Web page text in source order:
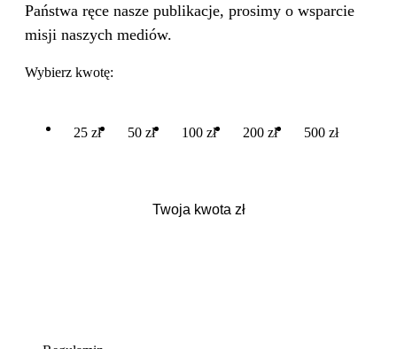
Państwa ręce nasze publikacje, prosimy o wsparcie
misji naszych mediów.
Wybierz kwotę:
25 zł 50 zł 100 zł 200 zł 500 zł